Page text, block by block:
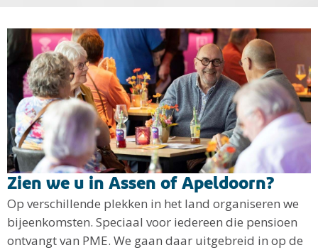
Zien we u in Assen of Apeldoorn?
Op verschillende plekken in het land organiseren we
bijeenkomsten. Speciaal voor iedereen die pensioen
ontvangt van PME. We gaan daar uitgebreid in op de